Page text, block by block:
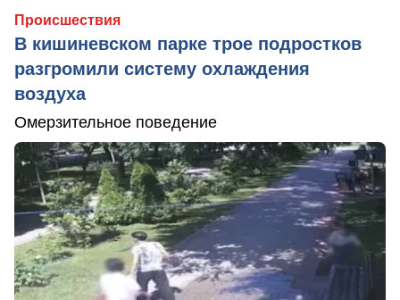
Происшествия
В кишиневском парке трое подростков
разгромили систему охлаждения
воздуха
Омерзительное поведение